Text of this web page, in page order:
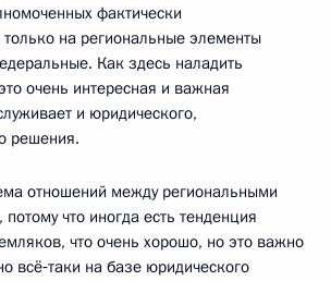
фактически
только на региональные элементы
Как здесь наладить
очень интересная и важная
и юридического,
решения.
отношений между региональными
что иногда есть тенденция
что очень хорошо, но это важно
всё‑таки на базе юридического